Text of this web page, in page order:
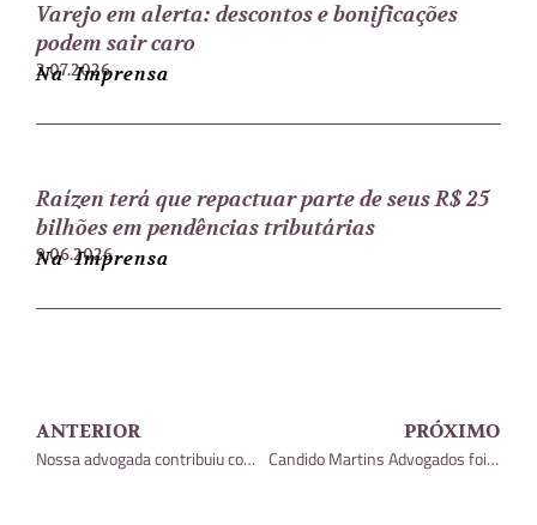
Varejo em alerta: descontos e bonificações
podem sair caro
2.07.2026
Na Imprensa
Raízen terá que repactuar parte de seus R$ 25
bilhões em pendências tributárias
9.06.2026
Na Imprensa
ANTERIOR
Nossa advogada contribuiu com matéria publicada no blog “Que imposto é esse, da Folha de S.Paulo
PRÓXIMO
Candido Martins Advogados foi incluído entre os principais escritórios do Brasil da área tributária